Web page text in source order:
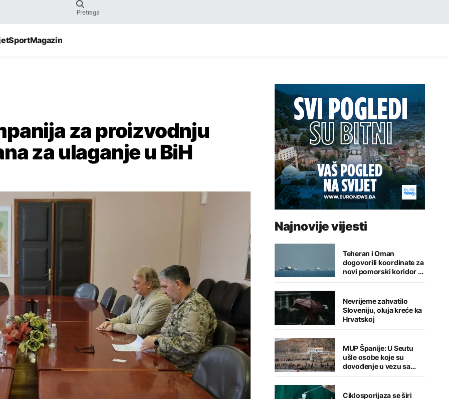
SportMagazin
za proizvodnju
za ulaganje u BiH
Najnovije vijesti
Teheran i Oman
dogovorili koordinate za
novi pomorski koridor u
Hormuškom moreuzu
Nevrijeme zahvatilo
Sloveniju, oluja kreće ka
Hrvatskoj
MUP Španije: U Seutu
ušle osobe koje su
dovođenje u vezu sa
terorizmom
Ciklosporijaza se širi